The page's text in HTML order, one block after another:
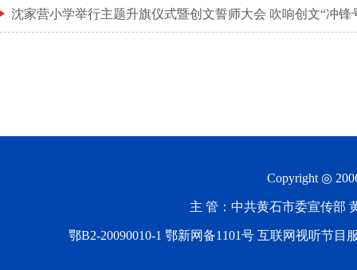
沈家营小学举行主题升旗仪式暨创文誓师大会 吹响创文“冲锋
Copyright ◎
主 管：中共黄石市委宣传部
鄂B2-20090010-1 鄂新网备1101号 互联网视听节目